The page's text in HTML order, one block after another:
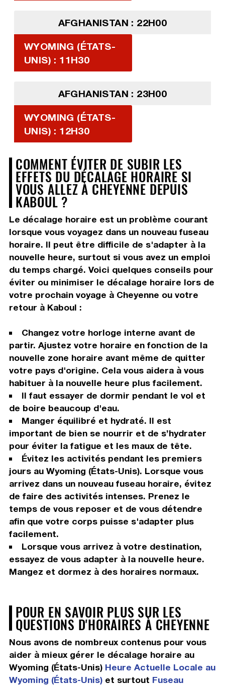
AFGHANISTAN : 22H00
WYOMING (ÉTATS-
UNIS) : 11H30
AFGHANISTAN : 23H00
WYOMING (ÉTATS-
UNIS) : 12H30
COMMENT ÉVITER DE SUBIR LES
EFFETS DU DÉCALAGE HORAIRE SI
VOUS ALLEZ À CHEYENNE DEPUIS
KABOUL ?
Le décalage horaire est un problème courant
lorsque vous voyagez dans un nouveau fuseau
horaire. Il peut être difficile de s'adapter à la
nouvelle heure, surtout si vous avez un emploi
du temps chargé. Voici quelques conseils pour
éviter ou minimiser le décalage horaire lors de
votre prochain voyage à Cheyenne ou votre
retour à Kaboul :
Changez votre horloge interne avant de
partir. Ajustez votre horaire en fonction de la
nouvelle zone horaire avant même de quitter
votre pays d'origine. Cela vous aidera à vous
habituer à la nouvelle heure plus facilement.
Il faut essayer de dormir pendant le vol et
de boire beaucoup d'eau.
Manger équilibré et hydraté. Il est
important de bien se nourrir et de s’hydrater
pour éviter la fatigue et les maux de tête.
Évitez les activités pendant les premiers
jours au Wyoming (États-Unis). Lorsque vous
arrivez dans un nouveau fuseau horaire, évitez
de faire des activités intenses. Prenez le
temps de vous reposer et de vous détendre
afin que votre corps puisse s'adapter plus
facilement.
Lorsque vous arrivez à votre destination,
essayez de vous adapter à la nouvelle heure.
Mangez et dormez à des horaires normaux.
POUR EN SAVOIR PLUS SUR LES
QUESTIONS D'HORAIRES À CHEYENNE
Nous avons de nombreux contenus pour vous
aider à mieux gérer le décalage horaire au
Wyoming (États-Unis) Heure Actuelle Locale au
Wyoming (États-Unis)et surtout Fuseau